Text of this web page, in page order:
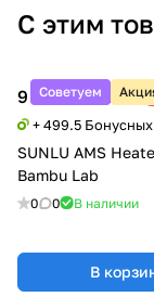
С этим
Советуем
9 990 ₽20 388 ₽
+ 499.5
SUNLU AMS
Bambu Lab
0 0 В наличии
В